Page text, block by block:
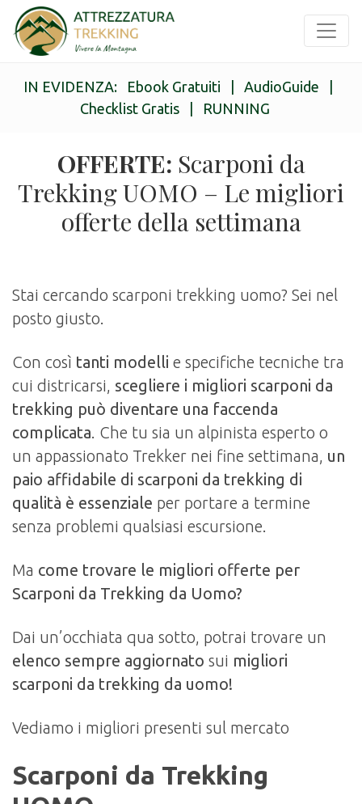
IN EVIDENZA: Ebook Gratuiti AudioGuide
Checklist Gratis| RUNNING
OFFERTE: Scarponi da
Trekking UOMO – Le migliori
offerte della settimana
Stai cercando scarponi trekking uomo? Sei nel
posto giusto.
Con così tanti modelli e specifiche tecniche tra
cui districarsi, scegliere i migliori scarponi da
trekking può diventare una faccenda
complicata . Che tu sia un alpinista esperto o
un appassionato Trekker nei fine settimana, un
paio affidabile di scarponi da trekking di
qualità è essenziale per portare a termine
senza problemi qualsiasi escursione.
Ma come trovare le migliori offerte per
Scarponi da Trekking da Uomo?
Dai un’occhiata qua sotto, potrai trovare un
elenco sempre aggiornato sui migliori
scarponi da trekking da uomo!
Vediamo i migliori presenti sul mercato
Scarponi da Trekking